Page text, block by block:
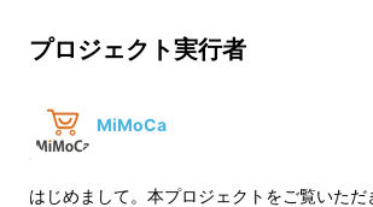
製造工程上の都合等により出荷時期が
遅れる場合があります。
プロジェクト実行者
MiMoCa
はじめまして。本プロジェクトをご覧いた